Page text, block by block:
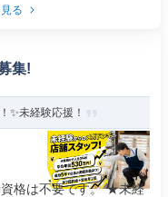
る
集!
✨未経験応援！
格は不要です。 ★未経